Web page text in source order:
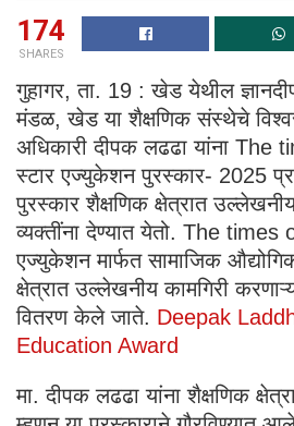
174
SHARES
गुहागर, ता. 19 : खेड येथील
मंडळ, खेड या शैक्षणिक संस्थेचे
अधिकारी दीपक लढढा यांना The
स्टार एज्युकेशन पुरस्कार- 2025
पुरस्कार शैक्षणिक क्षेत्रात
व्यक्तींना देण्यात येतो. The times
एज्युकेशन मार्फत सामाजिक
क्षेत्रात उल्लेखनीय कामगिरी
वितरण केले जाते. Deepak
Education Award
मा. दीपक लढढा यांना शैक्षणिक